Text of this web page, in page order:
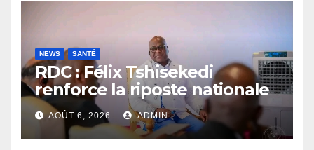
NEWS SANTÉ
RDC : Félix Tshisekedi
renforce la riposte nationale
contre l’épidémie d’Ebola
AOÛT 6, 2026 ADMIN